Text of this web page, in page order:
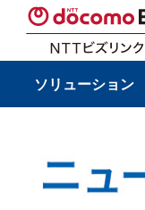
ソリューション